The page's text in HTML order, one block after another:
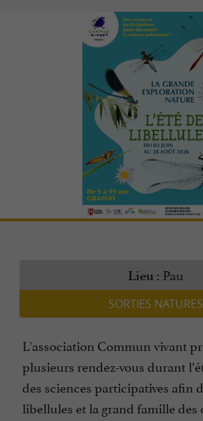
Lieu : Pau
SORTIES NATURES
L'association Commun vivant
plusieurs rendez-vous durant
des sciences participatives afin
libellules et la grand famille des